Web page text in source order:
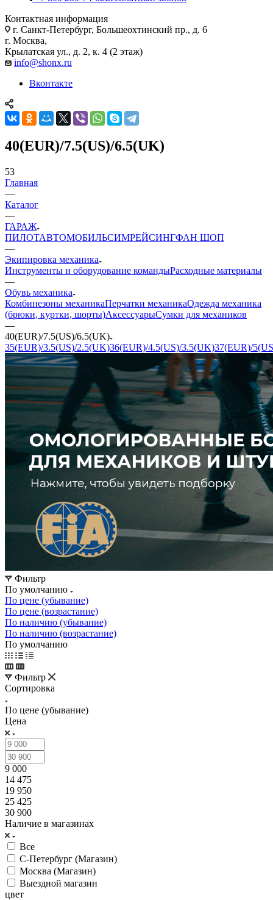
Контактная информация
г. Санкт-Петербург, Большеохтинский пр., д. 6
г. Москва,
Крылатская ул., д. 2, к. 4 (2 этаж)
info@shonx.ru
Вконтакте
40(EUR)/7.5(US)/6.5(UK)
53
Главная
—
Каталог
—
ГАРАЖ
ПИЛОТАВТОМОБИЛЬСИМРЕЙСИНГФАН ШОП
—
Экипировка механика
Инструменты и оборудование командыРасходные материалы
—
Обувь механика
Комбинезоны механикаПерчатки механикаОдежда механика
(брюки, куртки, шорты)АксессуарыСумки для механиков
—
40(EUR)/7.5(US)/6.5(UK)
35(EUR)/3.5(US)/2.5(UK)36(EUR)/4.5(US)/3.5(UK)37(EUR)/
Фильтр
По умолчанию
По цене (убывание)
По цене (возрастание)
По наличию (убывание)
По наличию (возрастание)
По умолчанию
Фильтр
Сортировка
По цене (убывание)
Цена
9 000
14 475
19 950
25 425
30 900
Наличие в магазинах
Все
С-Петербург (Магазин)
Москва (Магазин)
Выездной магазин
цвет